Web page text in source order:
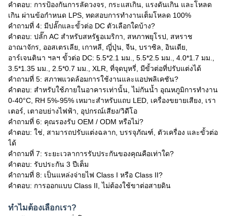
คำตอบ: การป้องกันการลัดวงจร, กระแสเกิน, แรงดันเกิน และโหลด
เกิน ผ่านข้อกำหนด LPS, ทดสอบการทำงานเต็มโหลด 100%
คำถามที่ 4: มีปลั๊กและขั้วต่อ DC ตัวเลือกใดบ้าง?
คำตอบ: ปลั๊ก AC สำหรับสหรัฐอเมริกา, สหภาพยุโรป, สหราช
อาณาจักร, ออสเตรเลีย, เกาหลี, ญี่ปุ่น, จีน, บราซิล, อินเดีย,
อาร์เจนตินา ฯลฯ ขั้วต่อ DC: 5.5*2.1 มม., 5.5*2.5 มม., 4.0*1.7 มม.,
3.5*1.35 มม., 2.5*0.7 มม., XLR, ที่จุดบุหรี่, มีขั้วต่อที่ปรับแต่งได้
คำถามที่ 5: สภาพแวดล้อมการใช้งานและแอปพลิเคชัน?
คำตอบ: สำหรับใช้ภายในอาคารเท่านั้น, ไม่กันน้ำ อุณหภูมิการทำงาน
0-40°C, RH 5%-95% เหมาะสำหรับแถบ LED, เครื่องขยายเสียง, เรา
เตอร์, เตาอบย่างไฟฟ้า, อุปกรณ์เสียง/วิดีโอ
คำถามที่ 6: คุณรองรับ OEM / ODM หรือไม่?
คำตอบ: ใช่, สามารถปรับแต่งฉลาก, บรรจุภัณฑ์, ตัวเครื่อง และขั้วต่อ
ได้
คำถามที่ 7: ระยะเวลาการรับประกันของคุณคือเท่าใด?
คำตอบ: รับประกัน 3 ปีเต็ม
คำถามที่ 8: เป็นแหล่งจ่ายไฟ Class I หรือ Class II?
คำตอบ: การออกแบบ Class II, ไม่ต้องใช้ขาต่อสายดิน
ทำไมต้องเลือกเรา?